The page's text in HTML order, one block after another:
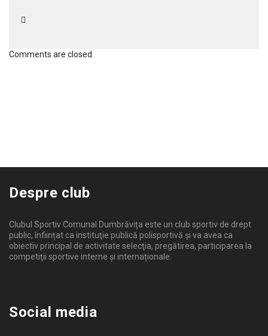
Comments are closed.
Despre club
Clubul Sportiv Comunal Dumbrăvița este un club sportiv de drept
public, înființat ca instituţie publică polisportivă și va avea ca
obiectiv principal de activitate selecţia, pregătirea, participarea la
competiţii sportive interne şi internaționale.
Social media